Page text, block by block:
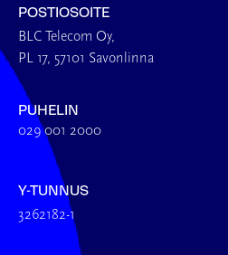
POSTIOSOITE
BLC Telecom Oy,
PL 17, 57101 Savonlinna
PUHELIN
029 001 2000
Y-TUNNUS
3262182-1